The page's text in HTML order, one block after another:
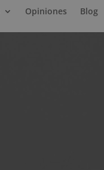
Opiniones Blog